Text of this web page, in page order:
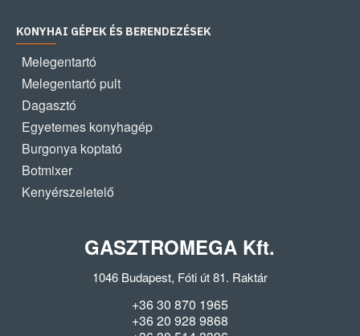
KONYHAI GÉPEK ÉS BERENDEZÉSEK
Melegentartó
Melegentartó pult
Dagasztó
Egyetemes konyhagép
Burgonya koptató
Botmixer
Kenyérszeletelő
GASZTROMEGA Kft.
1046 Budapest, Fóti út 81. Raktár
+36 30 870 1965
+36 20 928 9868